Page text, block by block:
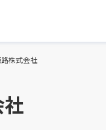
株式会社